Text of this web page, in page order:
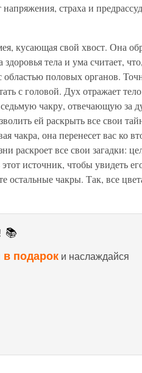
страха и
кусающая свой хвост. Она
тела и ума считает,
областью половых органов.
с головой. Дух отражает
чакру, отвечающую за
ей раскрыть все свои
чакра, она перенесет вас ко
раскроет все свои загадки:
источник, чтобы увидеть
остальные чакры. Так, все
📚
в подарок и наслаждайся